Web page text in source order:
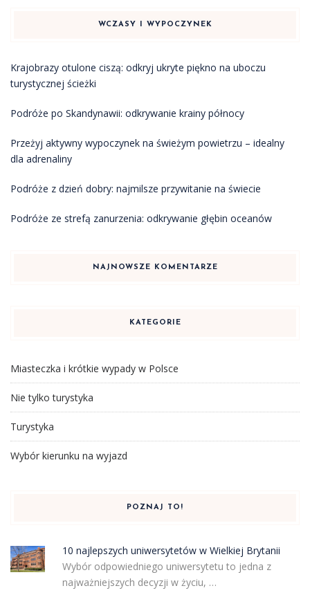
WCZASY I WYPOCZYNEK
Krajobrazy otulone ciszą: odkryj ukryte piękno na uboczu
turystycznej ścieżki
Podróże po Skandynawii: odkrywanie krainy północy
Przeżyj aktywny wypoczynek na świeżym powietrzu – idealny
dla adrenaliny
Podróże z dzień dobry: najmilsze przywitanie na świecie
Podróże ze strefą zanurzenia: odkrywanie głębin oceanów
NAJNOWSZE KOMENTARZE
KATEGORIE
Miasteczka i krótkie wypady w Polsce
Nie tylko turystyka
Turystyka
Wybór kierunku na wyjazd
POZNAJ TO!
10 najlepszych uniwersytetów w Wielkiej Brytanii
Wybór odpowiedniego uniwersytetu to jedna z
najważniejszych decyzji w życiu, …